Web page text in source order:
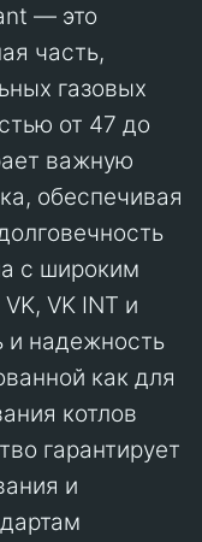
— это
часть,
газовых
от 47 до
важную
обеспечивая
с широким
VK INT и
и надежность
как для
котлов
гарантирует
и